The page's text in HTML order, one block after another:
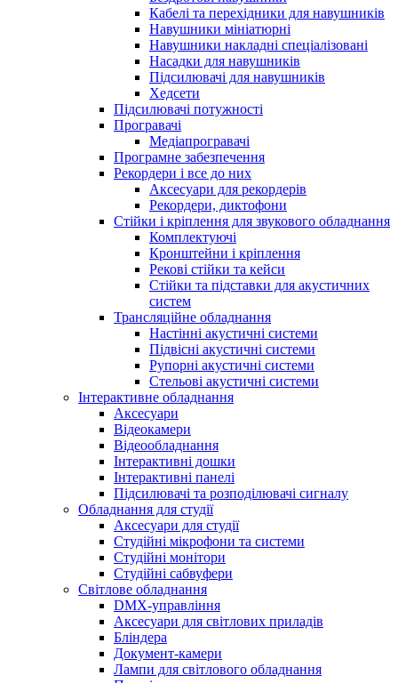
Кабелі та перехідники для навушників
Навушники мініатюрні
Навушники накладні спеціалізовані
Насадки для навушників
Підсилювачі для навушників
Хедсети
Підсилювачі потужності
Програвачі
Медіапрогравачі
Програмне забезпечення
Рекордери і все до них
Аксесуари для рекордерів
Рекордери, диктофони
Стійки і кріплення для звукового обладнання
Комплектуючі
Кронштейни і кріплення
Рекові стійки та кейси
Стійки та підставки для акустичних
систем
Трансляційне обладнання
Настінні акустичні системи
Підвісні акустичні системи
Рупорні акустичні системи
Стельові акустичні системи
Інтерактивне обладнання
Аксесуари
Відеокамери
Відеообладнання
Інтерактивні дошки
Інтерактивні панелі
Підсилювачі та розподілювачі сигналу
Обладнання для студії
Аксесуари для студії
Студійні мікрофони та системи
Студійні монітори
Студійні сабвуфери
Світлове обладнання
DMX-управління
Аксесуари для світлових приладів
Бліндера
Документ-камери
Лампи для світлового обладнання